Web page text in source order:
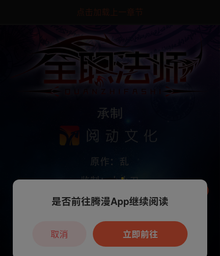
点击加载上一章节
本章节仅支持App阅读，可打开App新用
户7天免费看
是否前往腾漫App继续阅读
立即前往
取消